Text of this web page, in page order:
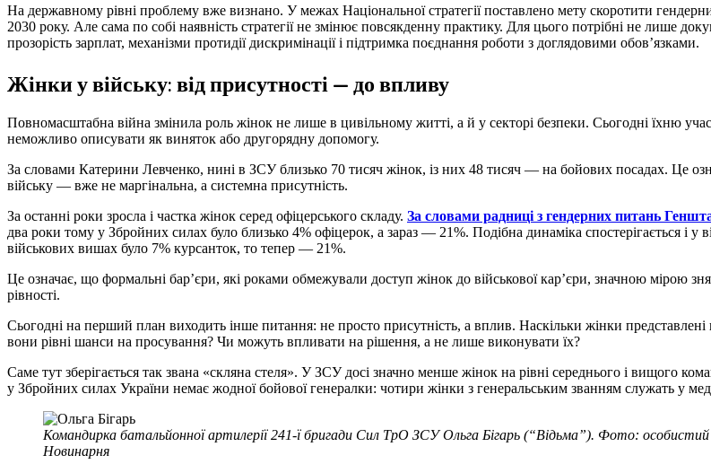
На державному рівні проблему вже визнано. У межах Національної стратегії поставлено мету скоротити
2030 року. Але сама по собі наявність стратегії не змінює повсякденну практику. Для цього потрібні не лише
прозорість зарплат, механізми протидії дискримінації і підтримка поєднання роботи з доглядовими обов’язками.
Жінки у війську: від присутності — до впливу
Повномасштабна війна змінила роль жінок не лише в цивільному житті, а й у секторі безпеки. Сьогодні їхню
неможливо описувати як виняток або другорядну допомогу.
За словами Катерини Левченко, нині в ЗСУ близько 70 тисяч жінок, із них 48 тисяч — на бойових посадах. Це
війську — вже не маргінальна, а системна присутність.
За останні роки зросла і частка жінок серед офіцерського складу. За словами радниці з гендерних питань
два роки тому у Збройних силах було близько 4% офіцерок, а зараз — 21%. Подібна динаміка спостерігається і у
військових вишах було 7% курсанток, то тепер — 21%.
Це означає, що формальні бар’єри, які роками обмежували доступ жінок до військової кар’єри, значною мірою
рівності.
Сьогодні на перший план виходить інше питання: не просто присутність, а вплив. Наскільки жінки
вони рівні шанси на просування? Чи можуть впливати на рішення, а не лише виконувати їх?
Саме тут зберігається так звана «скляна стеля». У ЗСУ досі значно менше жінок на рівні середнього і вищого
у Збройних силах України немає жодної бойової генералки: чотири жінки з генеральським званням служать у
Командирка батальйонної артилерії 241-ї бригади Сил ТрО ЗСУ Ольга Бігарь (“Відьма”). Фото: особистий
Новинарня